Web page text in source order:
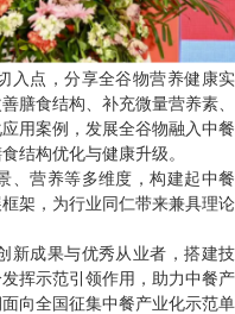
入点，分享全谷物营养健康实
膳食结构、补充微量营养素、
用案例，发展全谷物融入中餐
结构优化与健康升级。
、营养等多维度，构建起中餐
架，为行业同仁带来兼具理论
新成果与优秀从业者，搭建技
挥示范引领作用，助力中餐产
向全国征集中餐产业化示范单